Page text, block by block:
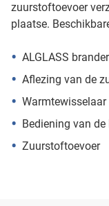
zuurstoftoevoer
plaatse.
ALGLASS brander
Aflezing van de
Bediening van de
Zuurstoftoevoer